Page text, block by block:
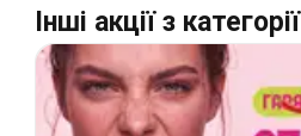
Інші акції з категорії